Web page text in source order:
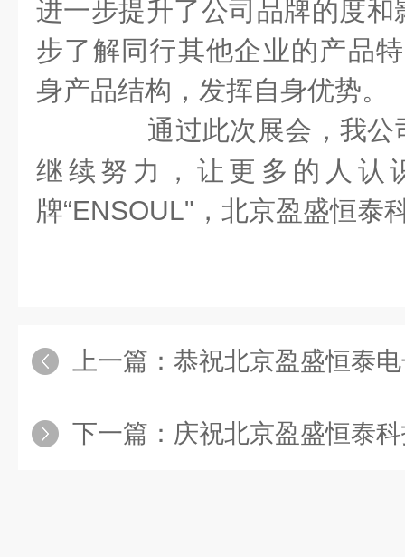
进一步提升了公司品牌的度和
步了解同行其他企业的产品
身产品结构，发挥自身优势。
通过此次展会，我
继续努力，让更多的人认
牌“ENSOUL"，北京盈盛恒泰
上一篇： 恭祝北京盈盛恒泰电子
下一篇： 庆祝北京盈盛恒泰科技有限责